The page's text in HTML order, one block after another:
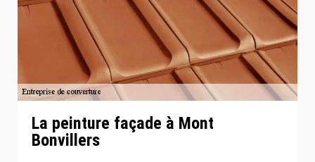
La peinture façade à Mont
Bonvillers